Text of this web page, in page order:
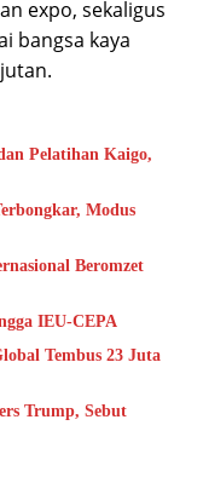
expo, sekaligus
bangsa kaya
Pelatihan Kaigo,
Modus
Beromzet
IEU-CEPA
Tembus 23 Juta
Trump, Sebut